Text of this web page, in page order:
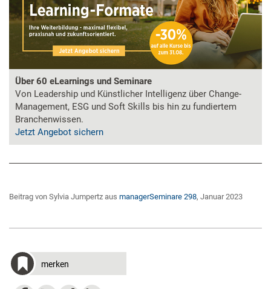
Über 60 eLearnings und Seminare
Von Leadership und Künstlicher Intelligenz über Change-
Management, ESG und Soft Skills bis hin zu fundiertem
Branchenwissen.
Jetzt Angebot sichern
Beitrag von Sylvia Jumpertz aus managerSeminare 298, Januar 2023
merken